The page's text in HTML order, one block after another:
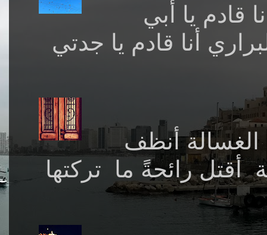
يا أبي
أنا قادم يا جدتي
أنظف
رائحةً ما تركتها